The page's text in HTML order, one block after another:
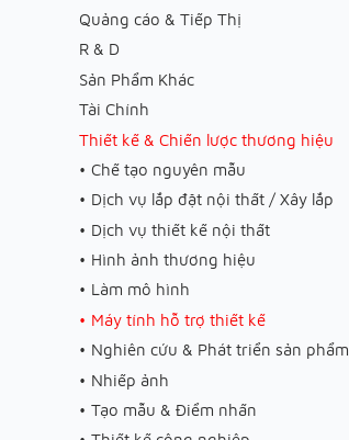
Quảng cáo & Tiếp Thị
R & D
Sản Phẩm Khác
Tài Chính
Thiết kế & Chiến lược thương hiệu
Chế tạo nguyên mẫu
Dịch vụ lắp đặt nội thất / Xây lắp
Dịch vụ thiết kế nội thất
Hình ảnh thương hiệu
Làm mô hình
Máy tính hỗ trợ thiết kế
Nghiên cứu & Phát triển sản phẩm
Nhiếp ảnh
Tạo mẫu & Điểm nhấn